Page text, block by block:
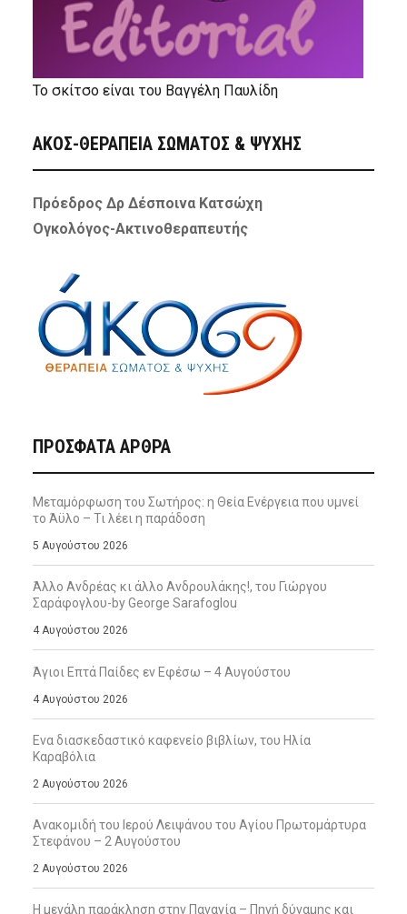
Το σκίτσο είναι του Βαγγέλη Παυλίδη
ΑΚΟΣ-ΘΕΡΑΠΕΙΑ ΣΩΜΑΤΟΣ & ΨΥΧΗΣ
Πρόεδρος Δρ Δέσποινα Κατσώχη
Ογκολόγος-Ακτινοθεραπευτής
ΠΡΌΣΦΑΤΑ ΆΡΘΡΑ
Μεταμόρφωση του Σωτήρος: η Θεία Ενέργεια που υμνεί
το Άϋλο – Τι λέει η παράδοση
5 Αυγούστου 2026
Άλλο Ανδρέας κι άλλο Ανδρουλάκης!, του Γιώργου
Σαράφογλου-by George Sarafoglou
4 Αυγούστου 2026
Άγιοι Επτά Παίδες εν Εφέσω – 4 Αυγούστου
4 Αυγούστου 2026
Ενα διασκεδαστικό καφενείο βιβλίων, του Ηλία
Καραβόλια
2 Αυγούστου 2026
Ανακομιδή του Ιερού Λειψάνου του Αγίου Πρωτομάρτυρα
Στεφάνου – 2 Αυγούστου
2 Αυγούστου 2026
Η μεγάλη παράκληση στην Παναγία – Πηγή δύναμης και